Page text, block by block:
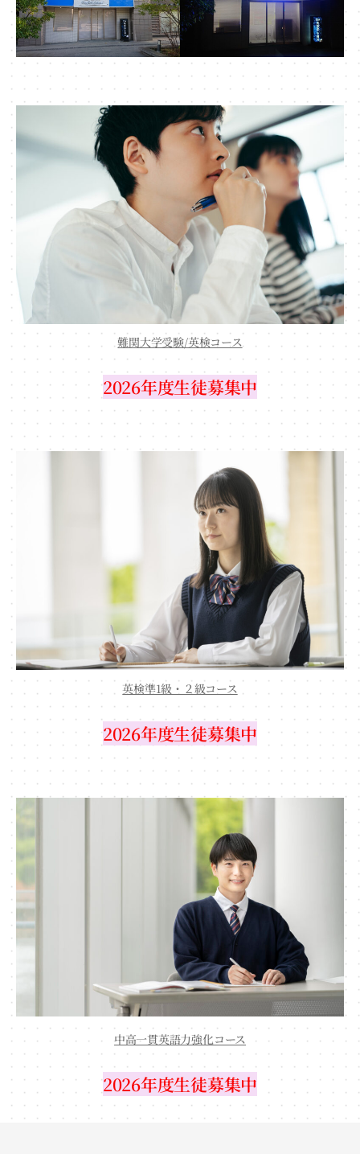
難関大学受験/英検コース
2026年度生徒募集中
英検準1級・２級コース
2026年度生徒募集中
中高一貫英語力強化コース
2026年度生徒募集中